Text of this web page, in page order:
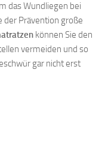
das Wundliegen bei
der Prävention große
können Sie den
vermeiden und so
gar nicht erst